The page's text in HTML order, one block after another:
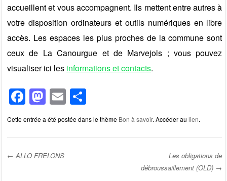
accueillent et vous accompagnent. Ils mettent entre autres à
votre disposition ordinateurs et outils numériques en libre
accès. Les espaces les plus proches de la commune sont
ceux de La Canourgue et de Marvejols ; vous pouvez
visualiser ici les informations et contacts.
F
a
c
e
b
M
a
st
o
d
E
m
ail
ar
ta
g
Cette entrée a été postée dans le thème Bon à savoir. Accéder aulien.
← ALLO FRELONS
Les obligations de
débroussaillement (OLD) →